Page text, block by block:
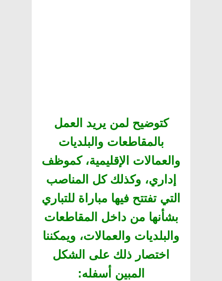
كتوضيح لمن يريد العمل
بالمقاطعات والبلديات
والعمالات الإقليمية، كموظف
إداري، وكذلك كل المناصب
التي تفتتح فيها مباراة للتباري
بشأنها من داخل المقاطعات
والبلديات والعمالات، ويمكننا
اختصار ذلك على الشكل
المبين أسفله: